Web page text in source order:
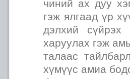
чиний ах дуу
гэж ялгаад үр
дэлхий
харуулах гэж
талаас
хүмүүс амиа